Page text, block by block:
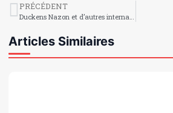
PRÉCÉDENT
Articles Similaires